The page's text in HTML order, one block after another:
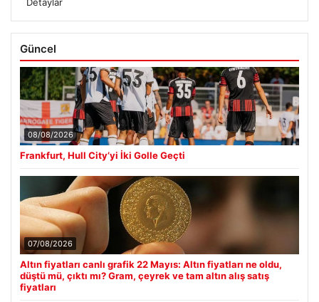
Güncel
08/08/2026
Frankfurt, Hull City’yi İki Golle Geçti
07/08/2026
Altın fiyatları canlı grafik 22 Mayıs: Altın fiyatları ne oldu,
düştü mü, çıktı mı? Gram, çeyrek ve tam altın alış satış
fiyatları